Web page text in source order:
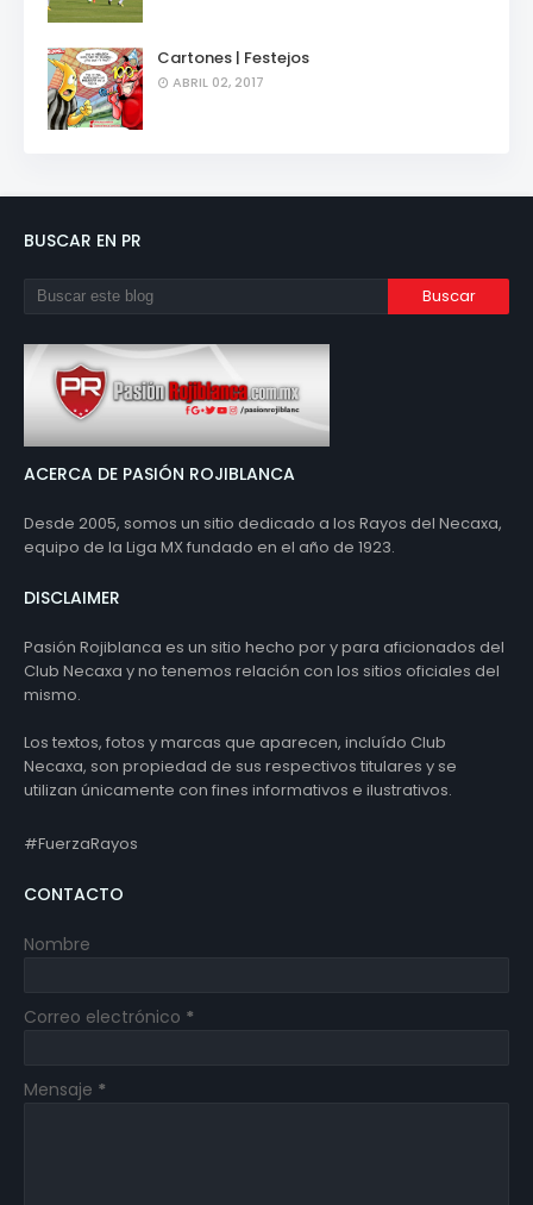
Cartones | Festejos
ABRIL 02, 2017
BUSCAR EN PR
ACERCA DE PASIÓN ROJIBLANCA
Desde 2005, somos un sitio dedicado a los Rayos del Necaxa,
equipo de la Liga MX fundado en el año de 1923.
DISCLAIMER
Pasión Rojiblanca es un sitio hecho por y para aficionados del
Club Necaxa y no tenemos relación con los sitios oficiales del
mismo.
Los textos, fotos y marcas que aparecen, incluído Club
Necaxa, son propiedad de sus respectivos titulares y se
utilizan únicamente con fines informativos e ilustrativos.
#FuerzaRayos
CONTACTO
Nombre
Correo electrónico *
Mensaje *